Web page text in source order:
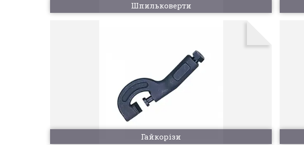
Шпильковерти
Гайкорізи